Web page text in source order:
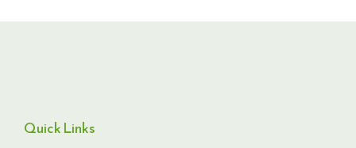
Quick Links